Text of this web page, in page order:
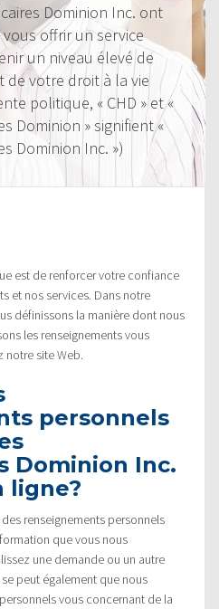
Dominion Inc. ont
vous offrir un service
un niveau élevé de
de votre droit à la vie
politique, « CHD » et «
Dominion » signifient «
Dominion Inc. »)
est de renforcer votre confiance
et nos services. Dans notre
définissons la manière dont nous
les renseignements vous
notre site Web.
personnels
Dominion Inc.
ligne?
renseignements personnels
que vous nous
une demande ou un autre
peut également que nous
vous concernant de la